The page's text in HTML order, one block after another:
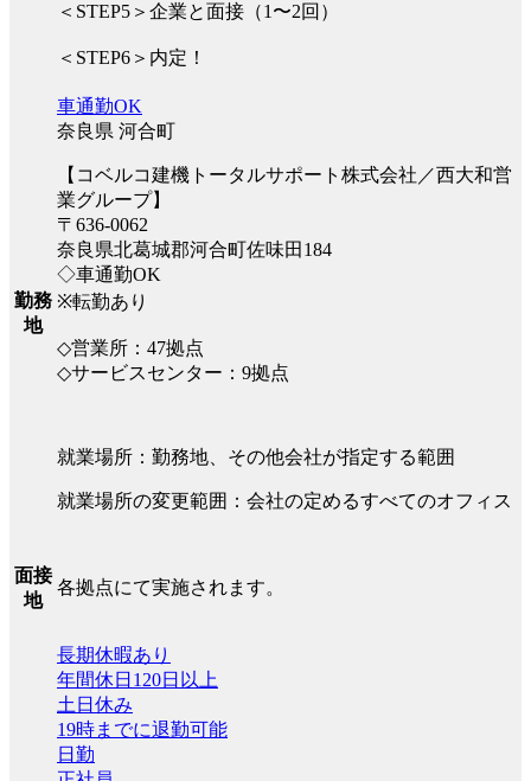
＜STEP5＞企業と面接（1〜2回）
＜STEP6＞内定！
勤務
地
車通勤OK
奈良県 河合町
【コベルコ建機トータルサポート株式会社／西大和営
業グループ】
〒636-0062
奈良県北葛城郡河合町佐味田184
◇車通勤OK
※転勤あり
◇営業所：47拠点
◇サービスセンター：9拠点
就業場所：勤務地、その他会社が指定する範囲
就業場所の変更範囲：会社の定めるすべてのオフィス
面接
地
各拠点にて実施されます。
長期休暇あり
年間休日120日以上
土日休み
19時までに退勤可能
日勤